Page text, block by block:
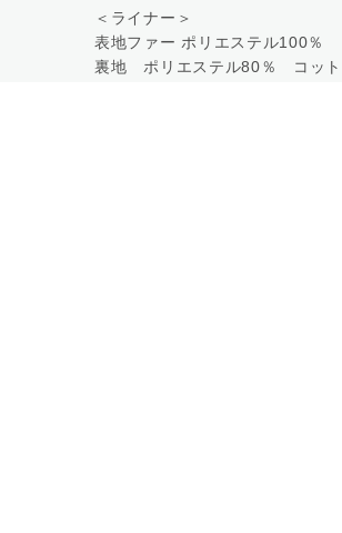
＜ライナー＞
表地ファー ポリエステル100％
裏地 ポリエステル80％ コット